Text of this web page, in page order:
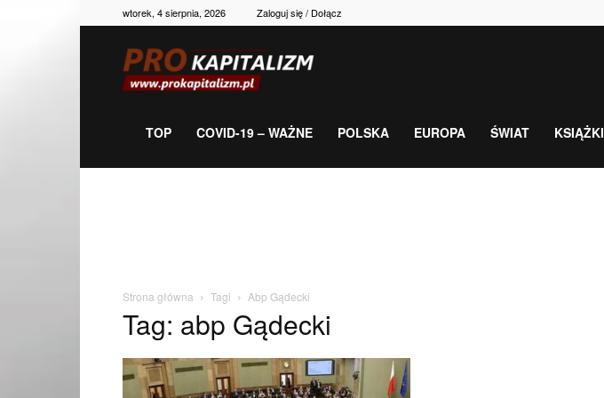
wtorek, 4 sierpnia, 2026 Zaloguj się / Dołącz
gospodarka,
TOP COVID-19 – WAŻNE POLSKA EUROPA ŚWIAT KSIĄŻKI
Strona główna Tagi Abp Gądecki
Tag: abp Gądecki